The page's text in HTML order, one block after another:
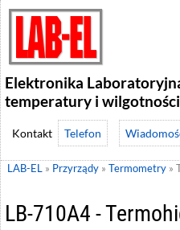
Elektronika
temperatury i wilgotności
Telefon
LAB-EL » Przyrządy » Termometry »
LB-710A4 -